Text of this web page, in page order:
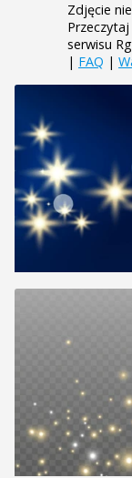
Zdjęcie
serwisu
| FAQ |